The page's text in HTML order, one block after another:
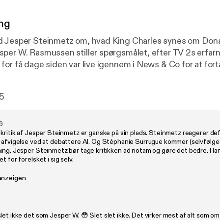
Jesper Steinmetz om, hvad King Charles synes om
W. Rasmussen stiller spørgsmålet, efter TV 2s
få dage siden var live igennem i News & Co for at
tv-producenterne, lyder det fra debattør Yaqoub Ali,
giver unge mennesker et forskruet forhold til det
familieværdier. Ali tager diskussionen med Viaplay. Vært:
i Dansk Regnbueråd
Flemming Fjeldgaard, Direktør for Viaplay Danmark Journalist:
kritik af Jesper Steinmetz er ganske på sin plads. Steinmetz reagerer
ved at debattere AI. Og Stéphanie Surrugue kommer
Jesper Steinmetz bør tage kritikken ad notam og gøre det bedre.
for forelsket i sig selv.
ikke det som Jesper W. 😳 Slet slet ikke. Det virker mest af alt som